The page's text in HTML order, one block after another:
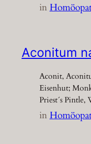
in
Aconitum
Aconit,
Eisenhut;
Priest´s Pintle,
in